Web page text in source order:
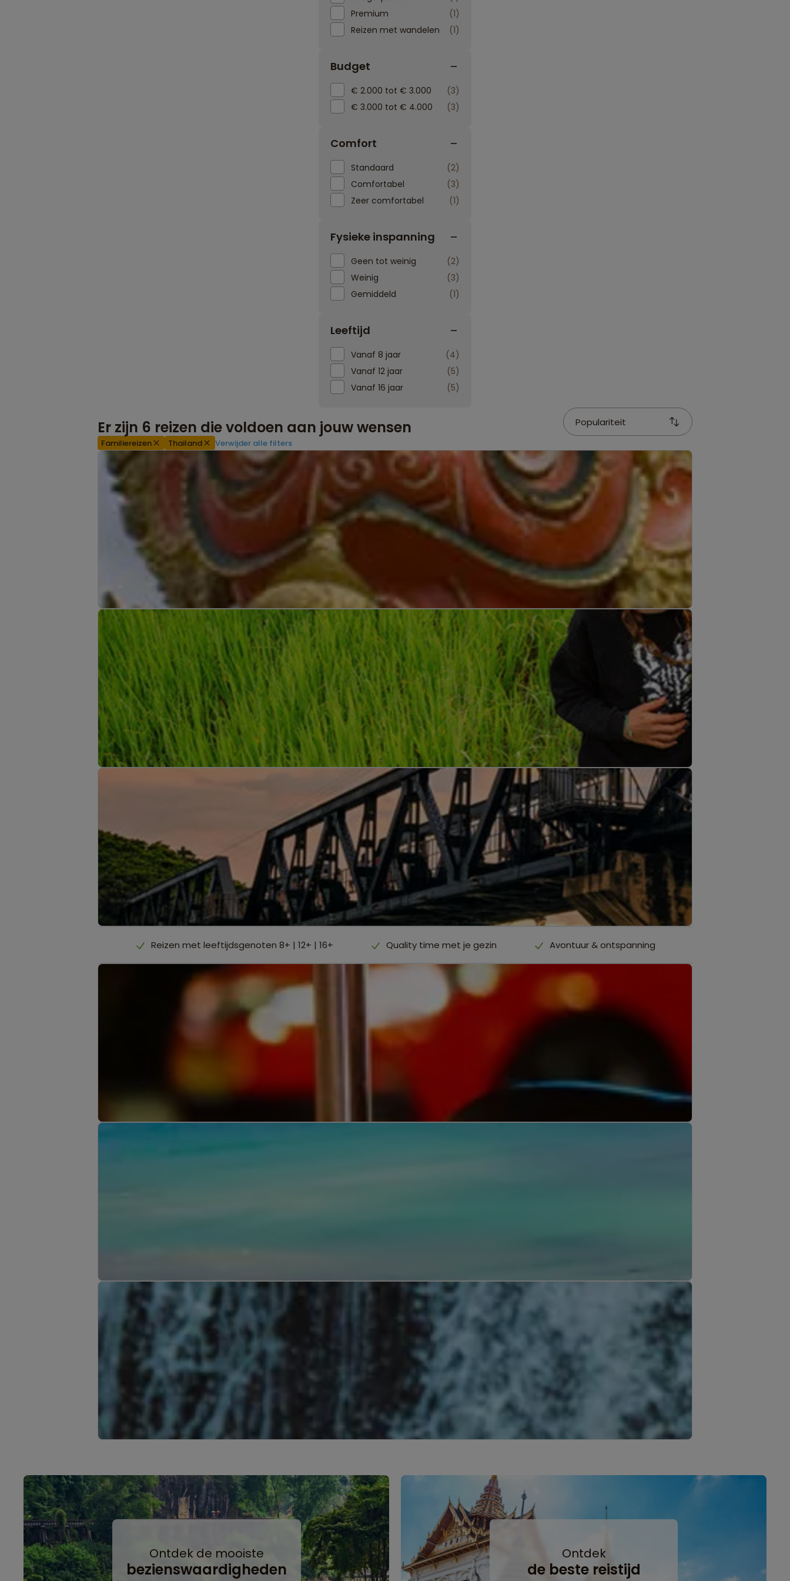
Premium
1
Reizen met wandelen
1
Budget
€ 2.000 tot € 3.000
3
€ 3.000 tot € 4.000
3
Comfort
Standaard
2
Comfortabel
3
Zeer comfortabel
1
Fysieke inspanning
Geen tot weinig
2
Weinig
3
Gemiddeld
1
Leeftijd
Vanaf 8 jaar
4
Vanaf 12 jaar
5
Vanaf 16 jaar
5
Er zijn 6 reizen die voldoen aan jouw wensen Populariteit
Familiereizen Thailand Verwijder alle filters
Reizen met leeftijdsgenoten 8+ | 12+ | 16+ Quality time met je gezin Avontuur & ontspanning
Ontdek de mooiste
bezienswaardigheden
Ontdek
de beste reistijd